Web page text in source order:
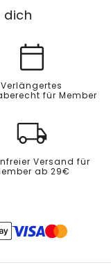
dich
Verlängertes
für Member
Versand für
ab 29€